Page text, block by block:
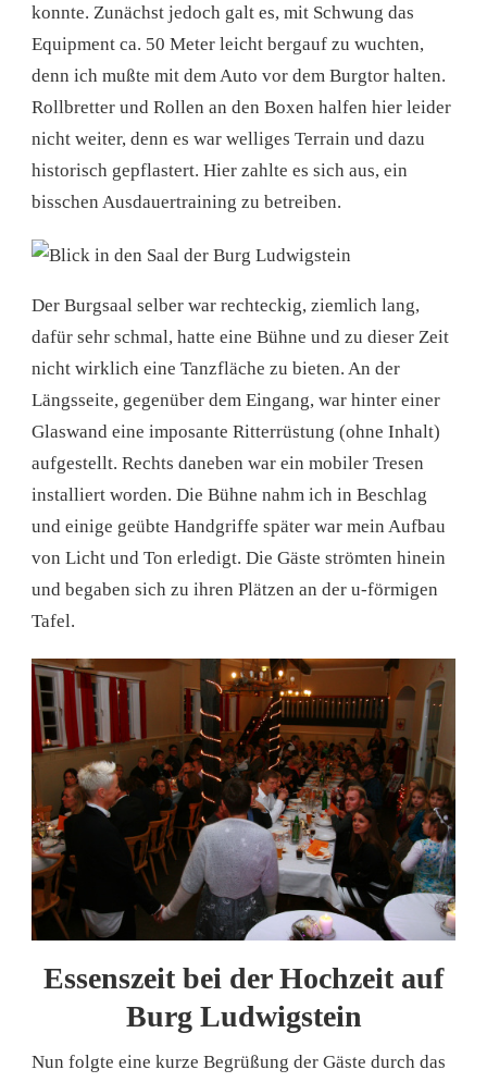
konnte. Zunächst jedoch galt es, mit Schwung das
Equipment ca. 50 Meter leicht bergauf zu wuchten,
denn ich mußte mit dem Auto vor dem Burgtor halten.
Rollbretter und Rollen an den Boxen halfen hier leider
nicht weiter, denn es war welliges Terrain und dazu
historisch gepflastert. Hier zahlte es sich aus, ein
bisschen Ausdauertraining zu betreiben.
Der Burgsaal selber war rechteckig, ziemlich lang,
dafür sehr schmal, hatte eine Bühne und zu dieser Zeit
nicht wirklich eine Tanzfläche zu bieten. An der
Längsseite, gegenüber dem Eingang, war hinter einer
Glaswand eine imposante Ritterrüstung (ohne Inhalt)
aufgestellt. Rechts daneben war ein mobiler Tresen
installiert worden. Die Bühne nahm ich in Beschlag
und einige geübte Handgriffe später war mein Aufbau
von Licht und Ton erledigt. Die Gäste strömten hinein
und begaben sich zu ihren Plätzen an der u-förmigen
Tafel.
Essenszeit bei der Hochzeit auf
Burg Ludwigstein
Nun folgte eine kurze Begrüßung der Gäste durch das